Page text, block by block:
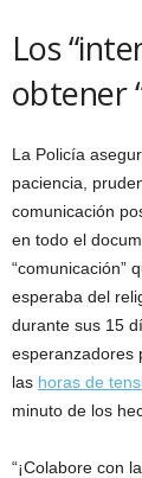
Los
obtener
La Policía
paciencia,
comunicación
en todo el
“comunicación”
esperaba del
durante sus 15
esperanzadores
las horas de
minuto de los
“¡Colabore con